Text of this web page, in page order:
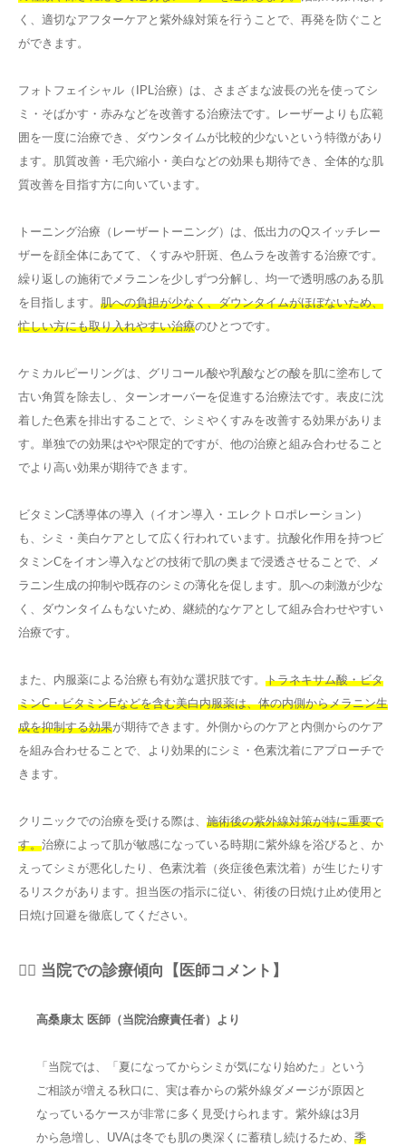
く、適切なアフターケアと紫外線対策を行うことで、再発を防ぐこと
ができます。
フォトフェイシャル（IPL治療）は、さまざまな波長の光を使ってシ
ミ・そばかす・赤みなどを改善する治療法です。レーザーよりも広範
囲を一度に治療でき、ダウンタイムが比較的少ないという特徴があり
ます。肌質改善・毛穴縮小・美白などの効果も期待でき、全体的な肌
質改善を目指す方に向いています。
トーニング治療（レーザートーニング）は、低出力のQスイッチレー
ザーを顔全体にあてて、くすみや肝斑、色ムラを改善する治療です。
繰り返しの施術でメラニンを少しずつ分解し、均一で透明感のある肌
を目指します。 肌への負担が少なく、ダウンタイムがほぼないため、
忙しい方にも取り入れやすい治療のひとつです。
ケミカルピーリングは、グリコール酸や乳酸などの酸を肌に塗布して
古い角質を除去し、ターンオーバーを促進する治療法です。表皮に沈
着した色素を排出することで、シミやくすみを改善する効果がありま
す。単独での効果はやや限定的ですが、他の治療と組み合わせること
でより高い効果が期待できます。
ビタミンC誘導体の導入（イオン導入・エレクトロポレーション）
も、シミ・美白ケアとして広く行われています。抗酸化作用を持つビ
タミンCをイオン導入などの技術で肌の奥まで浸透させることで、メ
ラニン生成の抑制や既存のシミの薄化を促します。肌への刺激が少な
く、ダウンタイムもないため、継続的なケアとして組み合わせやすい
治療です。
また、内服薬による治療も有効な選択肢です。 トラネキサム酸・ビタ
ミンC・ビタミンEなどを含む美白内服薬は、体の内側からメラニン生
成を抑制する効果が期待できます。外側からのケアと内側からのケア
を組み合わせることで、より効果的にシミ・色素沈着にアプローチで
きます。
クリニックでの治療を受ける際は、 施術後の紫外線対策が特に重要で
す。治療によって肌が敏感になっている時期に紫外線を浴びると、か
えってシミが悪化したり、色素沈着（炎症後色素沈着）が生じたりす
るリスクがあります。担当医の指示に従い、術後の日焼け止め使用と
日焼け回避を徹底してください。
👨‍⚕️ 当院での診療傾向【医師コメント】
高桑康太 医師（当院治療責任者）より
「当院では、「夏になってからシミが気になり始めた」という
ご相談が増える秋口に、実は春からの紫外線ダメージが原因と
なっているケースが非常に多く見受けられます。紫外線は3月
から急増し、UVAは冬でも肌の奥深くに蓄積し続けるため、 季